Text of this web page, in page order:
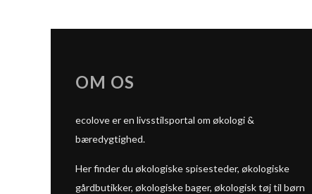
OM OS
ecolove er en livsstilsportal om økologi &
bæredygtighed.
Her finder du økologiske spisesteder, økologiske
gårdbutikker, økologiske bager, økologisk tøj til børn